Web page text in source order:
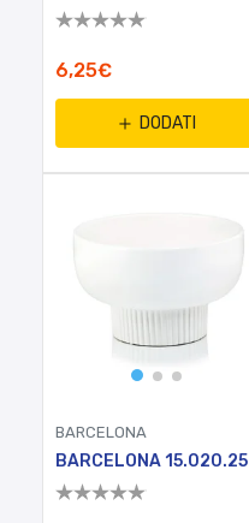
6,25€
DODATI
BARCELONA
BARCELONA 15.020.25